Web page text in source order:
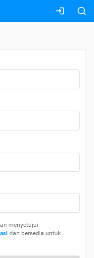
menyetujui
dan bersedia untuk